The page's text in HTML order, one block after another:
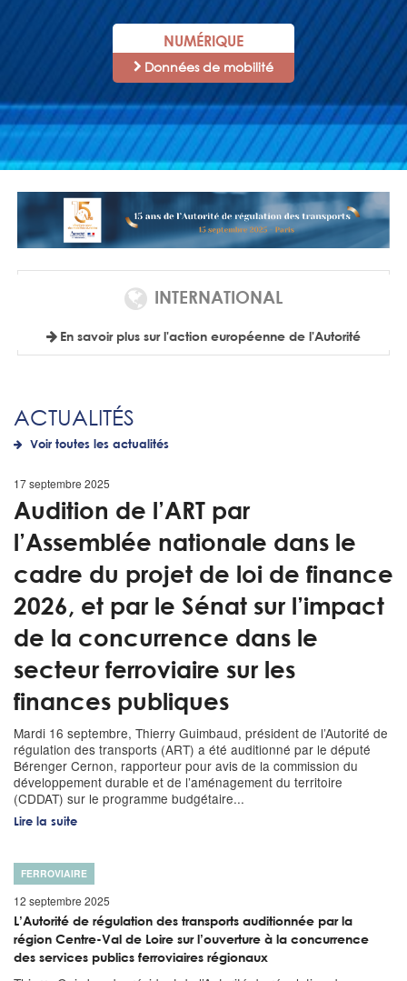
NUMÉRIQUE
Données de mobilité
INTERNATIONAL
En savoir plus sur l'action européenne de l'Autorité
ACTUALITÉS
Voir toutes les actualités
17 septembre 2025
Audition de l’ART par
l’Assemblée nationale dans le
cadre du projet de loi de finance
2026, et par le Sénat sur l’impact
de la concurrence dans le
secteur ferroviaire sur les
finances publiques
Mardi 16 septembre, Thierry Guimbaud, président de l’Autorité de
régulation des transports (ART) a été auditionné par le député
Bérenger Cernon, rapporteur pour avis de la commission du
développement durable et de l’aménagement du territoire
(CDDAT) sur le programme budgétaire...
Lire la suite
FERROVIAIRE
12 septembre 2025
L’Autorité de régulation des transports auditionnée par la
région Centre-Val de Loire sur l’ouverture à la concurrence
des services publics ferroviaires régionaux